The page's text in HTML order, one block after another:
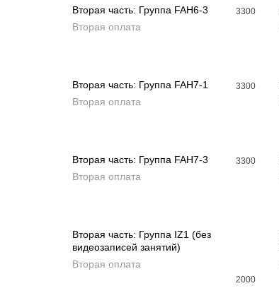
ДОБАВИТЬ В КОРЗИНУ
Вторая часть: Группа FAH6-3
Вторая оплата
3300
ДОБАВИТЬ В КОРЗИНУ
Вторая часть: Группа FAH7-1
Вторая оплата
3300
ДОБАВИТЬ В КОРЗИНУ
Вторая часть: Группа FAH7-3
Вторая оплата
3300
ДОБАВИТЬ В КОРЗИНУ
Вторая часть: Группа IZ1 (без
видеозаписей занятий)
Вторая оплата
2000